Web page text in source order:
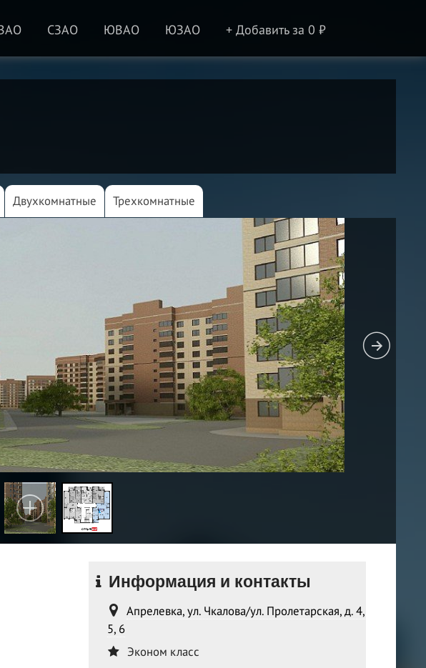
СЗАО ЮВАО ЮЗАО + Добавить за 0 ₽
Двухкомнатные Трехкомнатные
Информация и контакты
Апрелевка, ул. Чкалова/ул. Пролетарская, д. 4,
5, 6
Эконом класс